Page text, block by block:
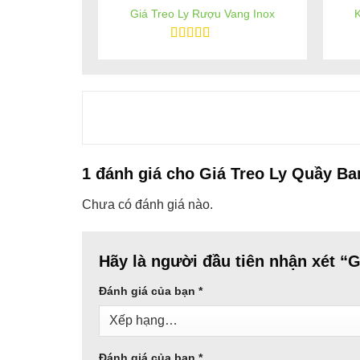
Vai Trò Trong Trang Trí Và Bảo
Giá Treo Ly Rượu Vang Inox
1 đánh giá cho Giá Treo Ly Quầy
Chưa có đánh giá nào.
Hãy là người đầu tiên nhận xét
Đánh giá của bạn *